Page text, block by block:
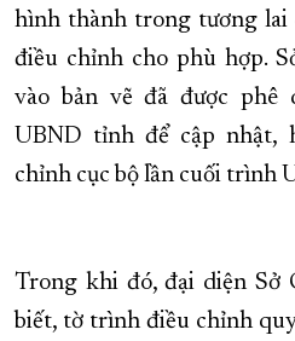
hình thành trong tương lai
điều chỉnh cho phù hợp.
vào bản vẽ đã được phê
UBND tỉnh để cập nhật,
chỉnh cục bộ lần cuối trình
Trong khi đó, đại diện Sở
biết, tờ trình điều chỉnh